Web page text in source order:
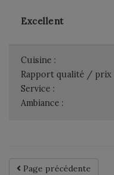
Excellent
Cuisine :
Rapport qualité / prix
Service :
Ambiance :
Page précédente